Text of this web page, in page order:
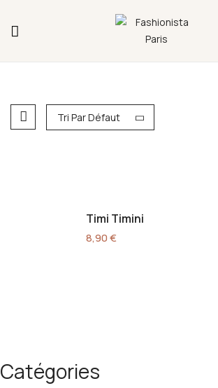
Tri Par Défaut
Timi Timini
8,90€
Catégories
Fermeture annuelle du 17 juillet 16h
L'ajout au panier est indisponible
commande ni remise en main